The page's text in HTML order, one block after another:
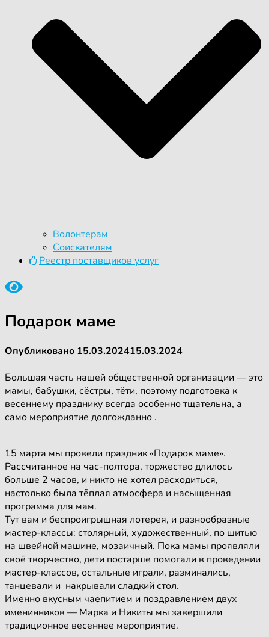
Волонтерам
Соискателям
Реестр поставщиков услуг
Подарок маме
Опубликовано 15.03.202415.03.2024
Большая часть нашей общественной организации — это
мамы, бабушки, сёстры, тёти, поэтому подготовка к
весеннему празднику всегда особенно тщательна, а
само мероприятие долгожданно .
15 марта мы провели праздник «Подарок маме».
Рассчитанное на час-полтора, торжество длилось
больше 2 часов, и никто не хотел расходиться,
настолько была тёплая атмосфера и насыщенная
программа для мам.
Тут вам и беспроигрышная лотерея, и разнообразные
мастер-классы: столярный, художественный, по шитью
на швейной машине, мозаичный. Пока мамы проявляли
своё творчество, дети постарше помогали в проведении
мастер-классов, остальные играли, разминались,
танцевали и накрывали сладкий стол.
Именно вкусным чаепитием и поздравлением двух
именинников — Марка и Никиты мы завершили
традиционное весеннее мероприятие.